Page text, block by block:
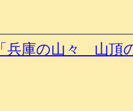
「兵庫の山々 山頂